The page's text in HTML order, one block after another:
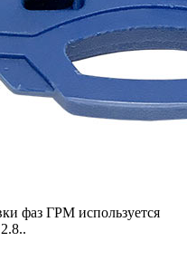
фаз ГРМ используется